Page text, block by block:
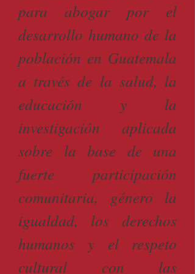
para abogar por el
desarrollo humano de la
población en Guatemala
a través de la salud, la
educación y la
investigación aplicada
sobre la base de una
fuerte participación
comunitaria, género la
igualdad, los derechos
humanos y el respeto
cultural con las